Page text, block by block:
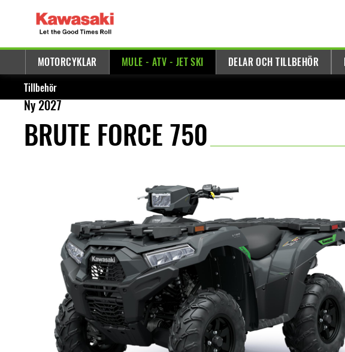
MOTORCYKLAR MULE - ATV - JET SKI DELAR OCH TILLBEHÖR
Tillbehör
Ny 2027
BRUTE FORCE 750